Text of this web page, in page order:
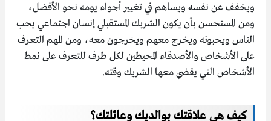
ويخفف عن نفسه ويساهم في تغيير أجواء يومه نحو الأفضل،
ومن المستحسن بأن يكون الشريك المستقبلي إنسان اجتماعي يحب
الناس ويحبونه ويخرج معهم ويخرجون معه، ومن المهم التعرف
على الأشخاص والأصدقاء المحيطين لكل طرف للتعرف على نمط
الأشخاص التي يقضي معها الشريك وقته.
كيف هي علاقتك بوالديك وعائلتك؟